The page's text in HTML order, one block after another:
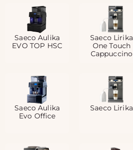
Saeco Aulika
EVO TOP HSC
Saeco Lirika
One Touch
Cappuccino
Saeco Aulika
Evo Office
Saeco Lirika